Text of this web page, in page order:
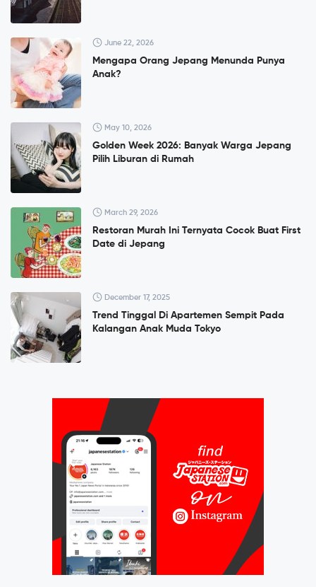
June 22, 2026
Mengapa Orang Jepang Menunda Punya
Anak?
May 10, 2026
Golden Week 2026: Banyak Warga Jepang
Pilih Liburan di Rumah
March 29, 2026
Restoran Murah Ini Ternyata Cocok Buat First
Date di Jepang
December 17, 2025
Trend Tinggal Di Apartemen Sempit Pada
Kalangan Anak Muda Tokyo